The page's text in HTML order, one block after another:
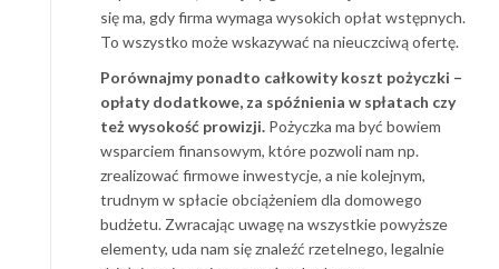
się ma, gdy firma wymaga wysokich opłat wstępnych.
To wszystko może wskazywać na nieuczciwą ofertę.
Porównajmy ponadto całkowity koszt pożyczki –
opłaty dodatkowe, za spóźnienia w spłatach czy
też wysokość prowizji. Pożyczka ma być bowiem
wsparciem finansowym, które pozwoli nam np.
zrealizować firmowe inwestycje, a nie kolejnym,
trudnym w spłacie obciążeniem dla domowego
budżetu. Zwracając uwagę na wszystkie powyższe
elementy, uda nam się znaleźć rzetelnego, legalnie